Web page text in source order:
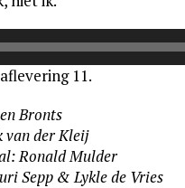
11.
Bronts
van der Kleij
Ronald Mulder
Sepp & Lykle de Vries